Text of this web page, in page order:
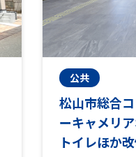
公共
松山市総合
ーキャメリ
トイレほか